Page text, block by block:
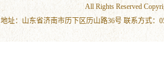
All Rights Reserved
地址：山东省济南市历下区历山路36号 联系方式：